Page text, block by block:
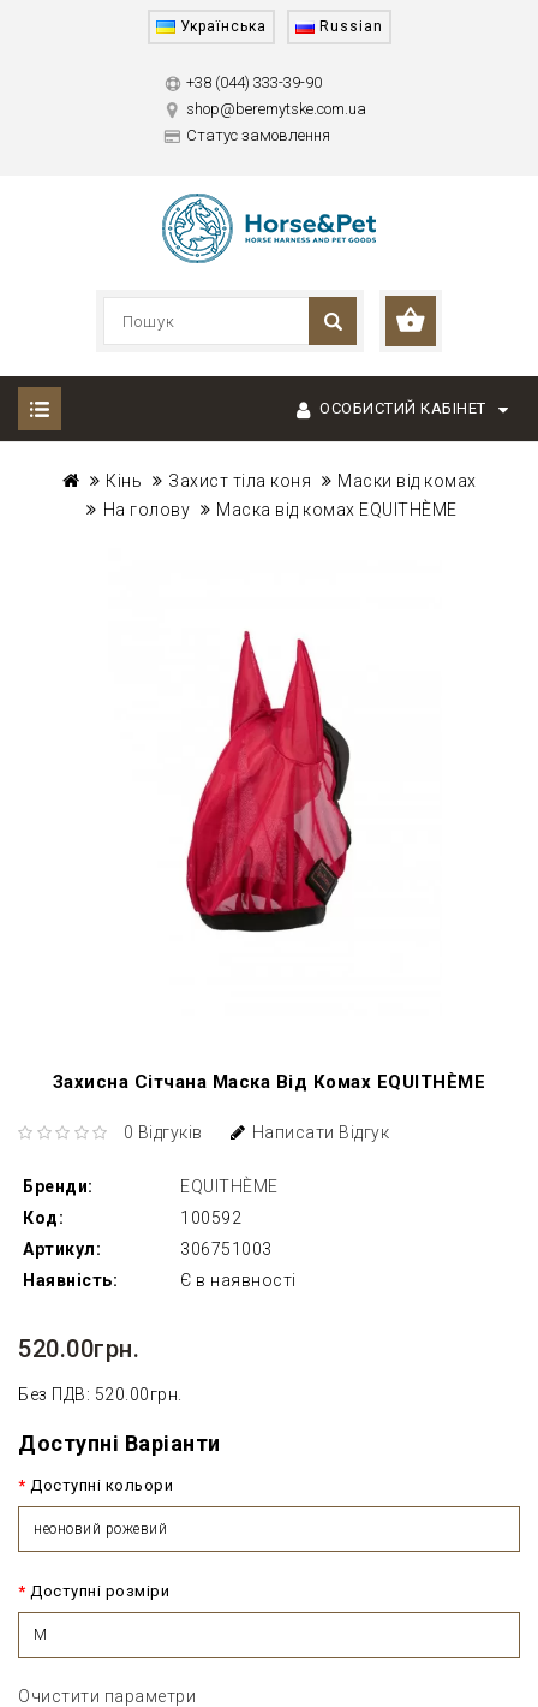
Українська Russian
+38 (044) 333-39-90
shop@beremytske.com.ua
Статус замовлення
ОСОБИСТИЙ КАБІНЕТ
Кінь Захист тіла коня
Маски від комах
На голову
Маска від комах EQUITHÈME
Захисна Сітчана Маска Від Комах EQUITHÈME
0 Відгуків Написати Відгук
Бренди:
EQUITHÈME
Код:
100592
Артикул:
306751003
Наявність:
Є в наявності
520.00грн.
Без ПДВ: 520.00грн.
Доступні Варіанти
Доступні кольори
неоновий рожевий
Доступні розміри
M
Очистити параметри